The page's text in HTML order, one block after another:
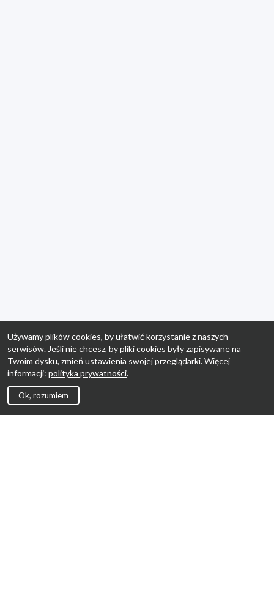
Używamy plików cookies, by ułatwić korzystanie z naszych
serwisów. Jeśli nie chcesz, by pliki cookies były zapisywane na
Twoim dysku, zmień ustawienia swojej przeglądarki. Więcej
informacji: polityka prywatności.
Ok, rozumiem